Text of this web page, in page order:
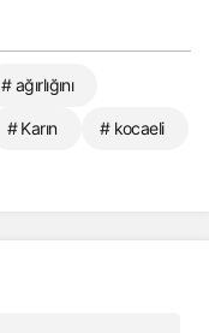
# ağırlığını
# Karın # kocaeli